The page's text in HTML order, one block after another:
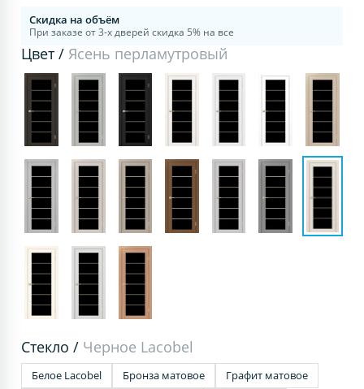
Скидка на объём
При заказе от 3-х дверей скидка 5% на все
Цвет /Ясень перламутровый
Стекло / Черное Lacobel
Белое Lacobel Бронза матовое
Графит матовое